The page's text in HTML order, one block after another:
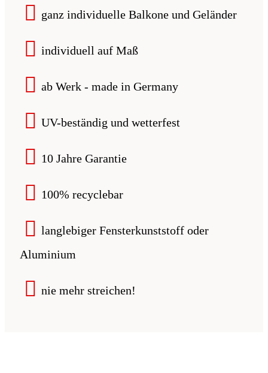
ganz individuelle Balkone und Geländer
individuell auf Maß
ab Werk - made in Germany
UV-beständig und wetterfest
10 Jahre Garantie
100% recyclebar
langlebiger Fensterkunststoff oder
Aluminium
nie mehr streichen!